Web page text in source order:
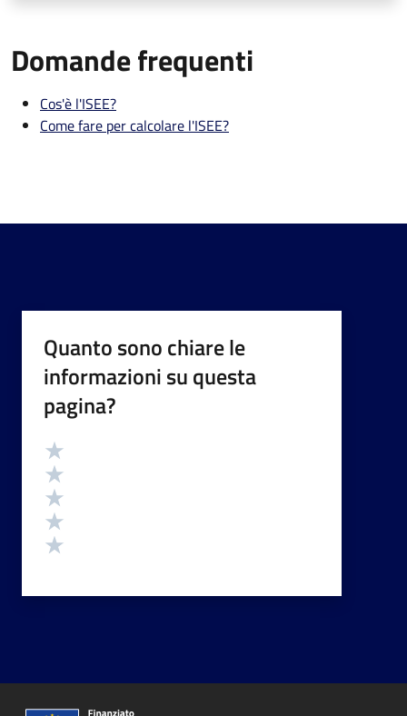
Domande frequenti
Cos'è l'ISEE?
Come fare per calcolare l'ISEE?
Quanto sono chiare le
informazioni su questa
pagina?
Valutazione